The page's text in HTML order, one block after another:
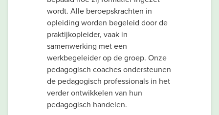
wordt. Alle beroepskrachten in
opleiding worden begeleid door de
praktijkopleider, vaak in
samenwerking met een
werkbegeleider op de groep. Onze
pedagogisch coaches ondersteunen
de pedagogisch professionals in het
verder ontwikkelen van hun
pedagogisch handelen.